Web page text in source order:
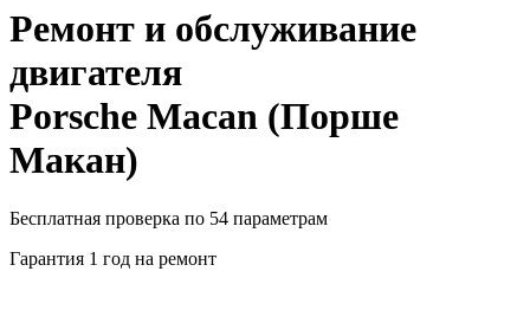
Ремонт и обслуживание
двигателя
Porsche Macan (Порше
Макан)
Бесплатная проверка по 54 параметрам
Гарантия 1 год на ремонт